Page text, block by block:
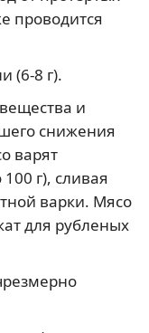
проводится
(6-8 г).
и
снижения
варят
г), сливая
варки. Мясо
для рубленых